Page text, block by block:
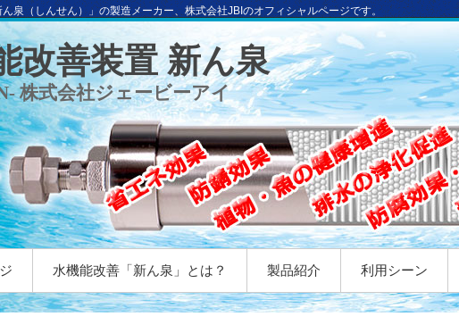
泉（しんせん）」の製造メーカー、株式会社JBIのオフィシャルページです。
改善装置 新ん泉
株式会社ジェービーアイ
水機能改善「新ん泉」とは？ 製品紹介 利用シーン